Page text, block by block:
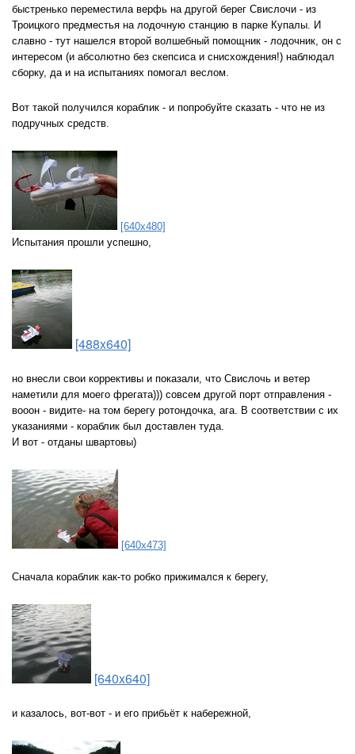
быстренько переместила верфь на другой берег Свислочи - из
Троицкого предместья на лодочную станцию в парке Купалы. И
славно - тут нашелся второй волшебный помощник - лодочник, он с
интересом (и абсолютно без скепсиса и снисхождения!) наблюдал
сборку, да и на испытаниях помогал веслом.
Вот такой получился кораблик - и попробуйте сказать - что не из
подручных средств.
[640x480]
Испытания прошли успешно,
[488x640]
но внесли свои коррективы и показали, что Свислочь и ветер
наметили для моего фрегата))) совсем другой порт отправления -
вооон - видите- на том берегу ротондочка, ага. В соответствии с их
указаниями - кораблик был доставлен туда.
И вот - отданы швартовы)
[640x473]
Сначала кораблик как-то робко прижимался к берегу,
[640x640]
и казалось, вот-вот - и его прибьёт к набережной,